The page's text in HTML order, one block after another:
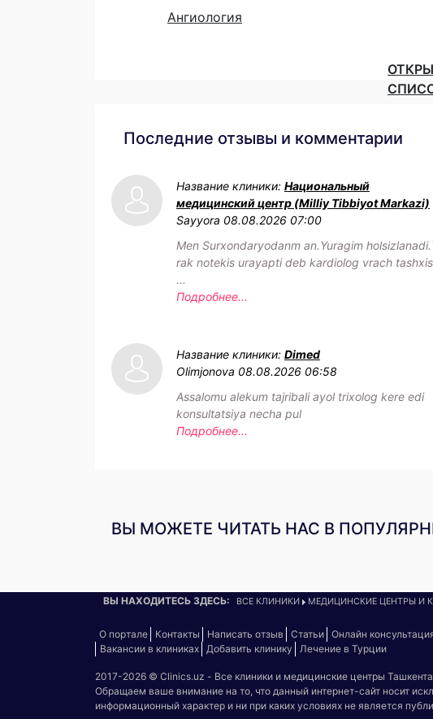
Ангиология
Последние отзывы и комментарии
Название клиники: Национальный
медицинский центр (Milliy Tibbiyot Markazi)
Sayyora 08.08.2026 07:00
Men Surxondaryodanm an.Yuragim
rak notekis urayapti deb kardiolog vrach tashxis
...
Подробнее...
Название клиники: Dimed
Olimjonova 08.08.2026 06:58
Assalomu alekum tajribali ayol trixolog kere edi
konsultatsiya necha pul
Подробнее...
ВЫ МОЖЕТЕ ЧИТАТЬ НАС В
ВЫ НАХОДИТЕСЬ ЗДЕСЬ: ВСЕ КЛИНИКИ МЕДИЦИНСКИЕ ЦЕНТРЫ И
О портале Контакты Написать отзыв Статьи Онлайн
Вакансии в клиниках Добавить клинику Лечение в Турции
2017-2026 © Clinics.uz - Все клиники и медицинские центры Ташкента
Обращаем ваше внимание на то, что данный интернет-сайт носит
информационный характер и ни при каких условиях не является